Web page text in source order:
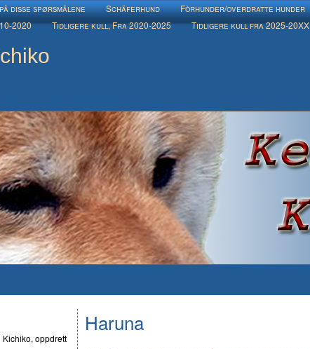
disse spørsmålene Schäferhund Fòrhunder/overdratte hunder
2020
Tidligere kull, Fra 2020-2025 Tidligere kull fra 2025-20XX
Haruna
oppdrett